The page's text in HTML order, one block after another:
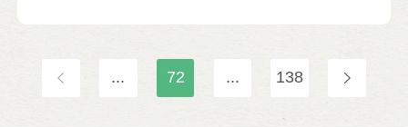
作品、语法现象、音韵修辞、教学方法、社会民
俗等内容进行研讨。来自韩国外国语大学、日本
... 72 ... 138